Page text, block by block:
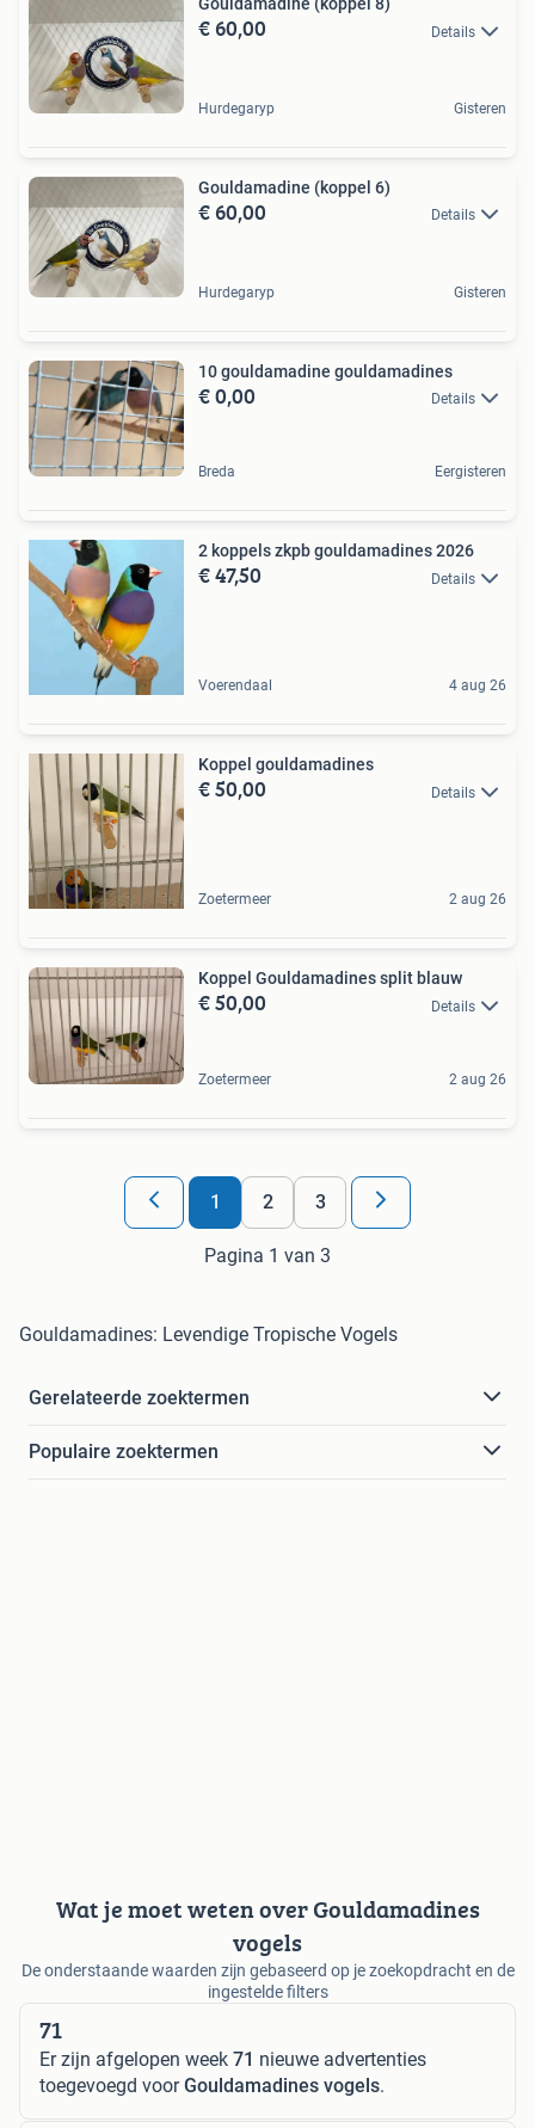
Gouldamadine (koppel 8)
€ 60,00 Details
Hurdegaryp Gisteren
Gouldamadine (koppel 6)
€ 60,00 Details
Hurdegaryp Gisteren
10 gouldamadine gouldamadines
€ 0,00 Details
Breda Eergisteren
2 koppels zkpb gouldamadines 2026
€ 47,50 Details
Voerendaal 4 aug 26
Koppel gouldamadines
€ 50,00 Details
Zoetermeer 2 aug 26
Koppel Gouldamadines split blauw
€ 50,00 Details
Zoetermeer 2 aug 26
1 2 3
Pagina 1 van 3
Gouldamadines: Levendige Tropische Vogels
Gerelateerde zoektermen
Populaire zoektermen
Wat je moet weten over Gouldamadines
vogels
De onderstaande waarden zijn gebaseerd op je zoekopdracht en de
ingestelde filters
71
Er zijn afgelopen week 71 nieuwe advertenties
toegevoegd voorGouldamadines vogels.